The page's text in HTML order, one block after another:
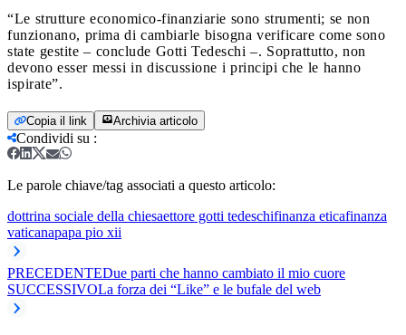
“Le strutture economico-finanziarie sono strumenti; se non
funzionano, prima di cambiarle bisogna verificare come sono
state gestite – conclude Gotti Tedeschi –. Soprattutto, non
devono esser messi in discussione i principi che le hanno
ispirate”.
Copia il link Archivia articolo
Condividi su :
Le parole chiave/tag associati a questo articolo:
dottrina sociale della chiesaettore gotti tedeschifinanza eticafinanza
vaticanapapa pio xii
PRECEDENTEDue parti che hanno cambiato il mio cuore
SUCCESSIVOLa forza dei “Like” e le bufale del web